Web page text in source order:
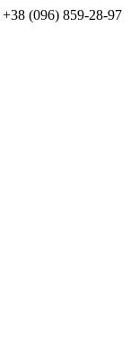
+38 (096) 859-28-97